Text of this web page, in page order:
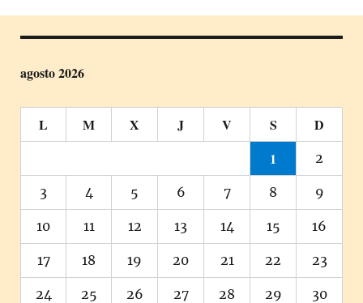
agosto 2026
L M X J V S
D
1
2
3 4 5 6 7 8 9
10 11 12 13 14 15 16
17 18 19 20 21 22 23
24 25 26 27 28 29 30